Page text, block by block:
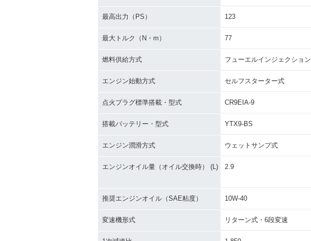
最高出力（PS） 123
最大トルク（N・m） 77
燃料供給方式 フューエルインジェクション
エンジン始動方式 セルフスターター式
点火プラグ標準搭載・型式 CR9EIA-9
搭載バッテリー・型式 YTX9-BS
エンジン潤滑方式 ウェットサンプ式
エンジンオイル量（オイル交換時） (L) 2.9
推奨エンジンオイル（SAE粘度） 10W-40
変速機形式 リターン式・6段変速